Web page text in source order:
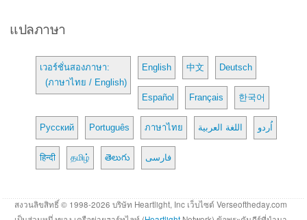
แปลภาษา
เวอร์ชั่นสองภาษา:
(ภาษาไทย / English)
English 中文 Deutsch
Español Français 한국어
Русский Português ภาษาไทย اللغة العربية اُردو
हिन्दी தமிழ் తెలుగు فارسی
สงวนลิขสิทธิ์ © 1998-2026 บริษัท Heartlight, Inc เว็บไซต์ Verseoftheday.com